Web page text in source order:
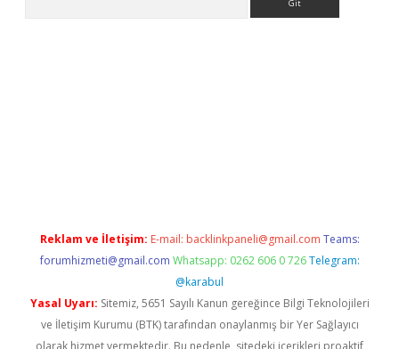
Reklam ve İletişim: E-mail: backlinkpaneli@gmail.com Teams:
forumhizmeti@gmail.com Whatsapp: 0262 606 0 726 Telegram:
@karabul
Yasal Uyarı: Sitemiz, 5651 Sayılı Kanun gereğince Bilgi Teknolojileri
ve İletişim Kurumu (BTK) tarafından onaylanmış bir Yer Sağlayıcı
olarak hizmet vermektedir. Bu nedenle, sitedeki içerikleri proaktif